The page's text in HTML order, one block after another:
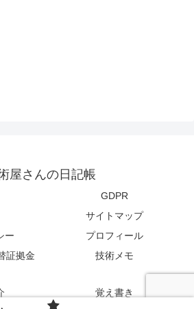
屋さんの日記帳
GDPR
サイトマップ
ー
プロフィール
証拠金
技術メモ
覚え書き